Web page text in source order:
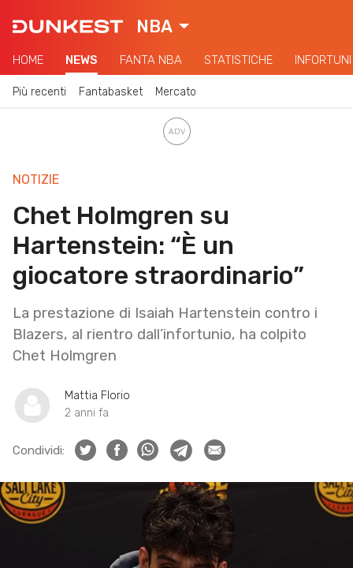
NBA
HOME NEWS FANTA NBA STATISTICHE INFORTUNI
Più recenti Fantabasket Mercato
NOTIZIE
Chet Holmgren su
Hartenstein: “È un
giocatore straordinario”
La prestazione di Isaiah Hartenstein contro i
Blazers, al rientro dall’infortunio, ha colpito
Chet Holmgren
Mattia Florio
2 anni fa
Condividi: